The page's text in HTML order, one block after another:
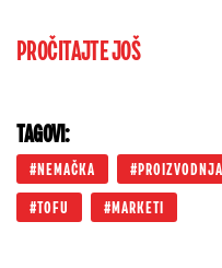
PROČITAJTE JOŠ
TAGOVI:
NEMAČKA PROIZVODNJA
TOFU MARKETI